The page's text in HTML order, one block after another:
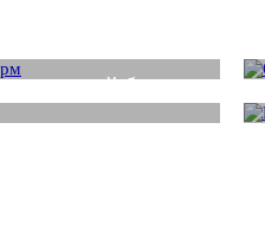
брус